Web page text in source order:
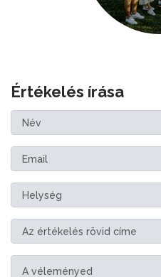
Értékelés írása